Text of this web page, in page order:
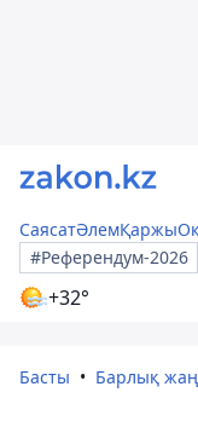
СаясатӘлемҚаржы
#Референдум-2026
+32°
Басты Барлық